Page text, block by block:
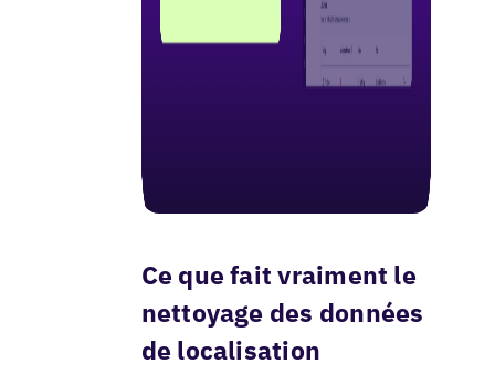
Ce que fait vraiment le
nettoyage des données
de localisation